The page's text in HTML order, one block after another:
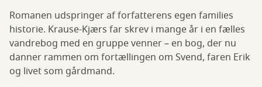
Romanen udspringer af forfatterens egen families
historie. Krause-Kjærs far skrev i mange år i en fælles
vandrebog med en gruppe venner – en bog, der nu
danner rammen om fortællingen om Svend, faren Erik
og livet som gårdmand.